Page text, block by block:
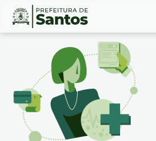
Ir
Conteúdo